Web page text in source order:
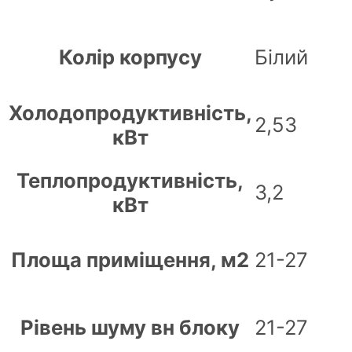
Колір корпусу Білий
Холодопродуктивність,
кВт
2,53
Теплопродуктивність,
кВт
3,2
Площа приміщення, м2 21-27
Рівень шуму вн блоку 21-27